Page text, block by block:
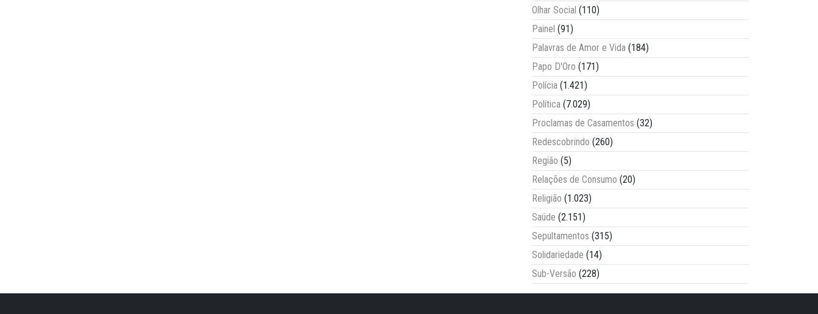
Olhar Social (110)
Painel (91)
Palavras de Amor e Vida (184)
Papo D'Oro (171)
Polícia (1.421)
Política (7.029)
Proclamas de Casamentos (32)
Redescobrindo (260)
Região (5)
Relações de Consumo (20)
Religião (1.023)
Saúde (2.151)
Sepultamentos (315)
Solidariedade (14)
Sub-Versão (228)